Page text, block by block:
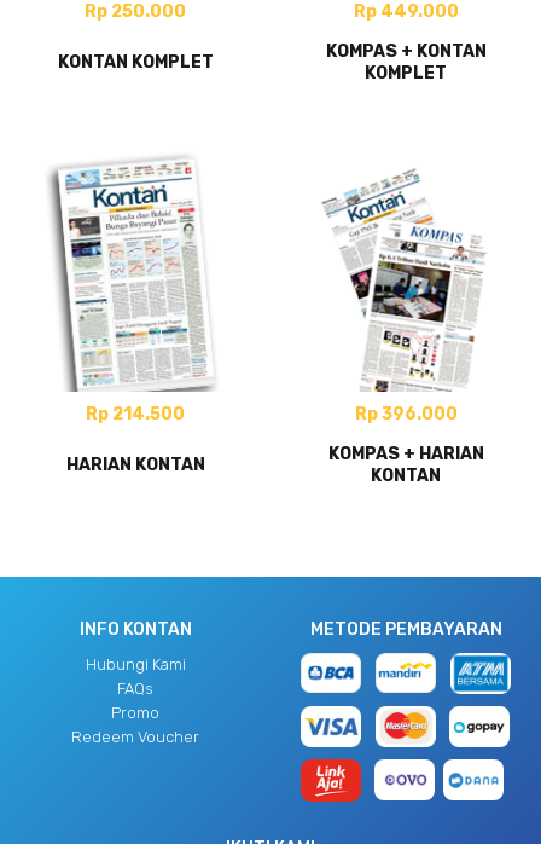
Rp 250.000
KONTAN KOMPLET
Rp 449.000
KOMPAS + KONTAN
KOMPLET
Rp 214.500
HARIAN KONTAN
Rp 396.000
KOMPAS + HARIAN
KONTAN
INFO KONTAN
Hubungi Kami
FAQs
Promo
Redeem Voucher
METODE PEMBAYARAN